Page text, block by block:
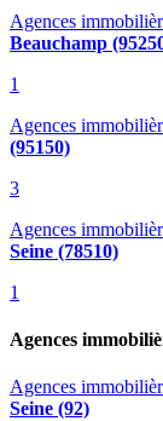
Agences
Beauchamp
1
Agences
(95150)
3
Agences
Seine (78510)
1
Agences
Agences
Seine (92)